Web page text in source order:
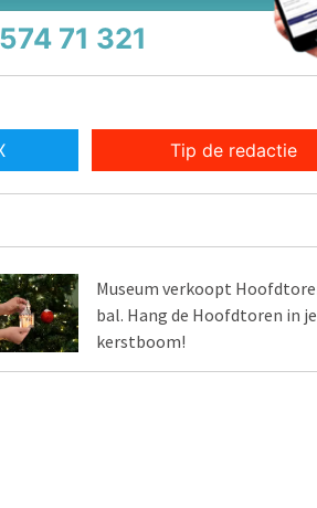
71 321
Tip de redactie
Museum verkoopt
bal. Hang de Hoofdtoren in je
kerstboom!